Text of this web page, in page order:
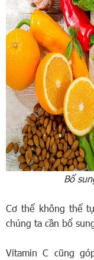
Bổ
Cơ thể không thể
chúng ta cần bổ
Vitamin C cũng